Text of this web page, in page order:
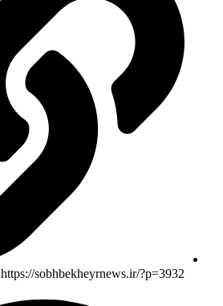
https://sobhbekheyrnews.ir/?p=3932